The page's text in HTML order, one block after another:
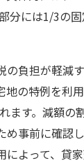
分には1/3の
の負担が軽減
地の特例を利
ます。減額の
め事前に確認
によって、貸